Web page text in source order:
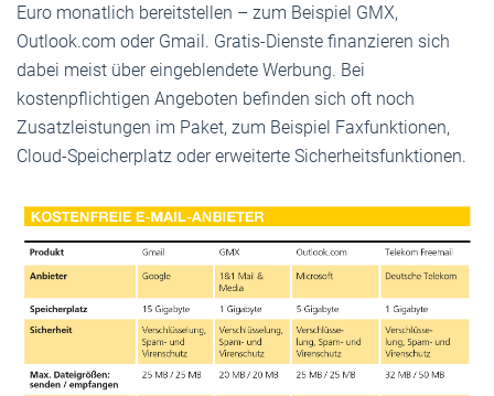
Euro monatlich bereitstellen – zum Beispiel GMX,
Outlook.com oder Gmail. Gratis-Dienste finanzieren sich
dabei meist über eingeblendete Werbung. Bei
kostenpflichtigen Angeboten befinden sich oft noch
Zusatzleistungen im Paket, zum Beispiel Faxfunktionen,
Cloud-Speicherplatz oder erweiterte Sicherheitsfunktionen.